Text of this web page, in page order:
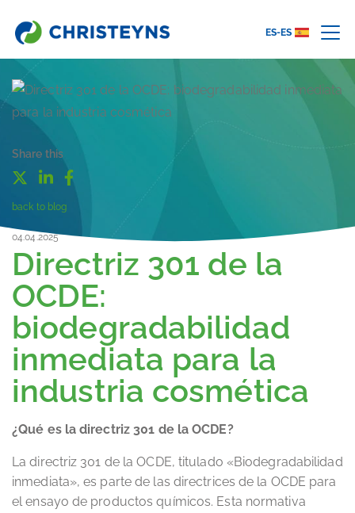
ES-ES
Share this
back to blog
04.04.2025
Directriz 301 de la
OCDE:
biodegradabilidad
inmediata para la
industria cosmética
¿Qué es la directriz 301 de la OCDE?
La directriz 301 de la OCDE, titulado «Biodegradabilidad
inmediata», es parte de las directrices de la OCDE para
el ensayo de productos químicos. Esta normativa